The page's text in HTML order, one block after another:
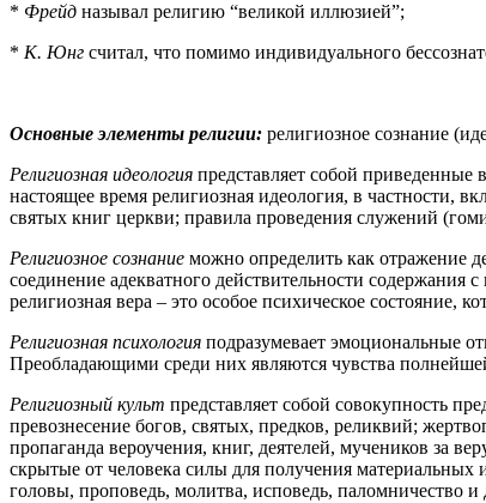
* Фрейд называл религию “великой иллюзией”;
* К. Юнг считал, что помимо индивидуального
Основные элементы религии: религиозное сознание
Религиозная идеология представляет собой приведенные
настоящее время религиозная идеология, в частности,
святых книг церкви; правила проведения служений
Религиозное сознание можно определить как отражение
соединение адекватного действительности
религиозная вера – это особое психическое состояние,
Религиозная психология подразумевает эмоциональные
Преобладающими среди них являются чувства
Религиозный культ представляет собой совокупность
превознесение богов, святых, предков, реликвий;
пропаганда вероучения, книг, деятелей, мучеников за
скрытые от человека силы для получения
головы, проповедь, молитва, исповедь, паломничество и